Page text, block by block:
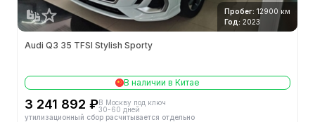
Пробег: 12900 км
Год: 2023
Audi Q3 35 TFSI Stylish Sporty
В наличии в Китае
3 241 892 ₽В Москву под ключ
30-60 дней
утилизационный сбор расчитывается отдельно